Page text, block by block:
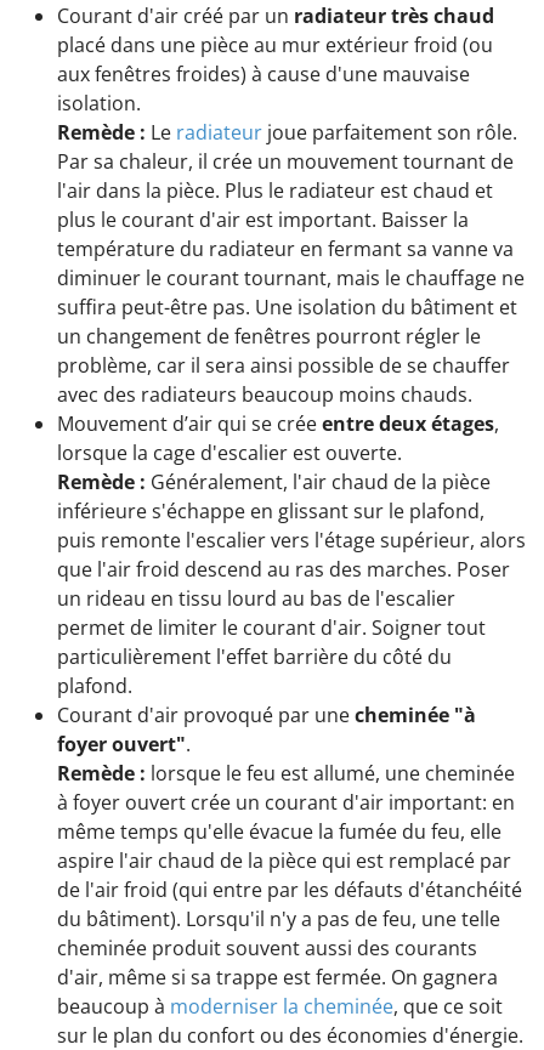
Courant d'air créé par un radiateur très chaud
placé dans une pièce au mur extérieur froid (ou
aux fenêtres froides) à cause d'une mauvaise
isolation.
Remède : Le radiateur joue parfaitement son rôle.
Par sa chaleur, il crée un mouvement tournant de
l'air dans la pièce. Plus le radiateur est chaud et
plus le courant d'air est important. Baisser la
température du radiateur en fermant sa vanne va
diminuer le courant tournant, mais le chauffage ne
suffira peut-être pas. Une isolation du bâtiment et
un changement de fenêtres pourront régler le
problème, car il sera ainsi possible de se chauffer
avec des radiateurs beaucoup moins chauds.
Mouvement d’air qui se créeentre deux étages,
lorsque la cage d'escalier est ouverte.
Remède : Généralement, l'air chaud de la pièce
inférieure s'échappe en glissant sur le plafond,
puis remonte l'escalier vers l'étage supérieur, alors
que l'air froid descend au ras des marches. Poser
un rideau en tissu lourd au bas de l'escalier
permet de limiter le courant d'air. Soigner tout
particulièrement l'effet barrière du côté du
plafond.
Courant d'air provoqué par unecheminée "à
foyer ouvert".
Remède : lorsque le feu est allumé, une cheminée
à foyer ouvert crée un courant d'air important: en
même temps qu'elle évacue la fumée du feu, elle
aspire l'air chaud de la pièce qui est remplacé par
de l'air froid (qui entre par les défauts d'étanchéité
du bâtiment). Lorsqu'il n'y a pas de feu, une telle
cheminée produit souvent aussi des courants
d'air, même si sa trappe est fermée. On gagnera
beaucoup à moderniser la cheminée, que ce soit
sur le plan du confort ou des économies d'énergie.